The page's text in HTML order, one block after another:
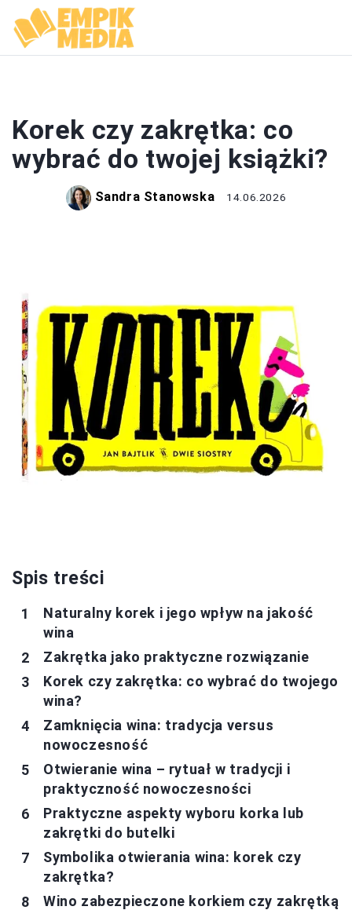
Korek czy zakrętka: co
wybrać do twojej książki?
Sandra Stanowska 14.06.2026
Spis treści
Naturalny korek i jego wpływ na jakość
wina
Zakrętka jako praktyczne rozwiązanie
Korek czy zakrętka: co wybrać do twojego
wina?
Zamknięcia wina: tradycja versus
nowoczesność
Otwieranie wina – rytuał w tradycji i
praktyczność nowoczesności
Praktyczne aspekty wyboru korka lub
zakrętki do butelki
Symbolika otwierania wina: korek czy
zakrętka?
Wino zabezpieczone korkiem czy zakrętką